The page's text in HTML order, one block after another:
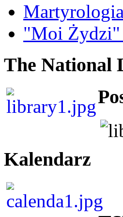
"Moi Żydzi"
The National
Kalendarz